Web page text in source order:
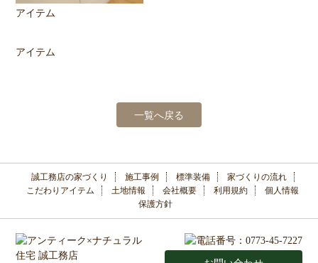
アイテム
アイテム
一覧へ戻る
誠工務店の家づくり 施工事例 標準装備
家づくりの流れ
こだわりアイテム
土地情報 会社概要 利用規約
個人情報
保護方針